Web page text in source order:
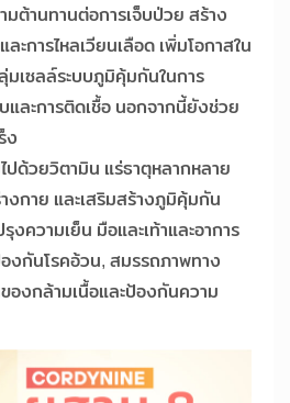
มต้านทานต่อการเจ็บป่วย สร้าง
ะการไหลเวียนเลือด เพิ่มโอกาสใน
มเซลล์ระบบภูมิคุ้มกันในการ
และการติดเชื้อ นอกจากนี้ยังช่วย
ง
ปด้วยวิตามิน แร่ธาตุหลากหลาย
งกาย และเสริมสร้างภูมิคุ้มกัน
งความเย็น มือและเท้าและอาการ
งกันโรคอ้วน, สมรรถภาพทาง
องกล้ามเนื้อและป้องกันความ